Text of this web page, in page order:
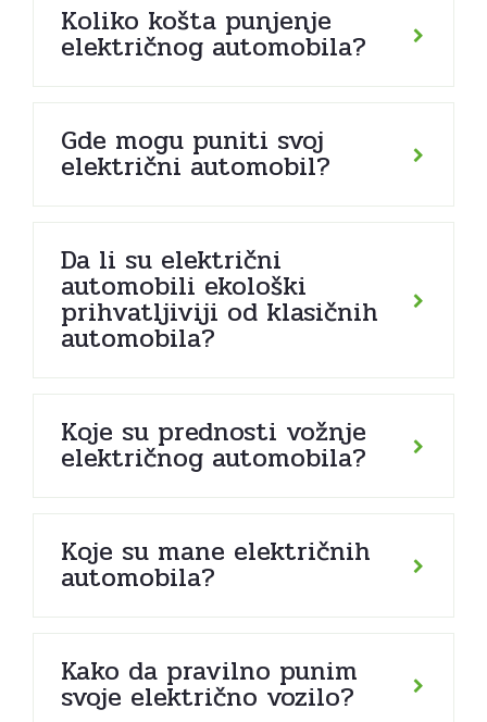
Koliko košta punjenje
električnog automobila?
Gde mogu puniti svoj
električni automobil?
Da li su električni
automobili ekološki
prihvatljiviji od klasičnih
automobila?
Koje su prednosti vožnje
električnog automobila?
Koje su mane električnih
automobila?
Kako da pravilno punim
svoje električno vozilo?